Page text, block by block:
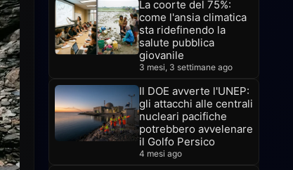
La coorte del 75%:
come l'ansia climatica
sta ridefinendo la
salute pubblica
giovanile
3 mesi, 3 settimane ago
Il DOE avverte l'UNEP:
gli attacchi alle centrali
nucleari pacifiche
potrebbero avvelenare
il Golfo Persico
4 mesi ago